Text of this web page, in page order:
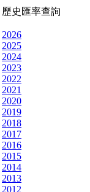
歷史匯率查詢
2026
2025
2024
2023
2022
2021
2020
2019
2018
2017
2016
2015
2014
2013
2012